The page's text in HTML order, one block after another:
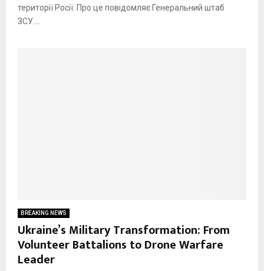
території Росії. Про це повідомляє Генеральний штаб
ЗСУ....
BREAKING NEWS
Ukraine’s Military Transformation: From
Volunteer Battalions to Drone Warfare
Leader